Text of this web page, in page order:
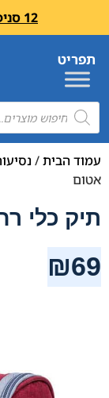
12 סניפים בפריסה ארצית – בואו לבקר
עמוד הבית/
אטום
תיק כלי
₪69